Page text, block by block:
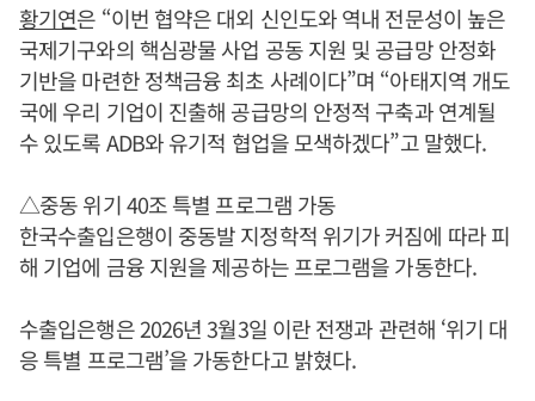
황기연은 “이번 협약은 대외 신인도와 역내 전문성이 높은
국제기구와의 핵심광물 사업 공동 지원 및 공급망 안정화
기반을 마련한 정책금융 최초 사례이다”며 “아태지역 개도
국에 우리 기업이 진출해 공급망의 안정적 구축과 연계될
수 있도록 ADB와 유기적 협업을 모색하겠다”고 말했다.
△중동 위기 40조 특별 프로그램 가동
한국수출입은행이 중동발 지정학적 위기가 커짐에 따라 피
해 기업에 금융 지원을 제공하는 프로그램을 가동한다.
수출입은행은 2026년 3월3일 이란 전쟁과 관련해 ‘위기 대
응 특별 프로그램’을 가동한다고 밝혔다.